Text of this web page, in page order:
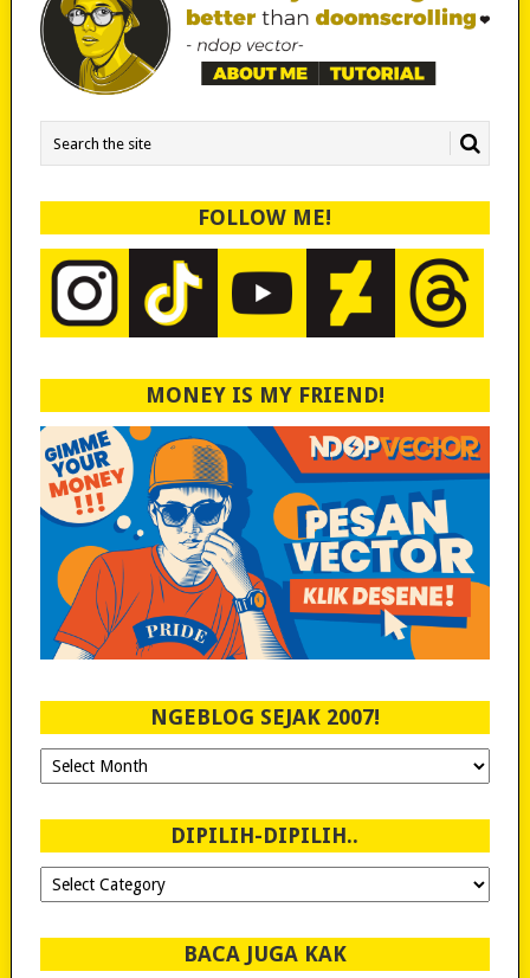
FOLLOW ME!
MONEY IS MY FRIEND!
NGEBLOG SEJAK 2007!
Ngeblog
Sejak
DIPILIH-DIPILIH..
Dipilih-
dipilih..
BACA JUGA KAK